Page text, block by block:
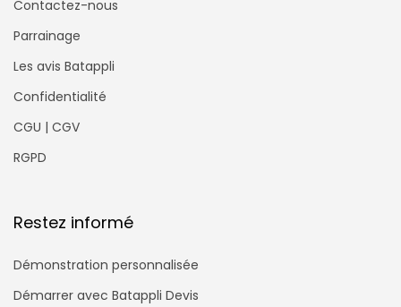
Contactez-nous
Parrainage
Les avis Batappli
Confidentialité
CGU | CGV
RGPD
Restez informé
Démonstration personnalisée
Démarrer avec Batappli Devis